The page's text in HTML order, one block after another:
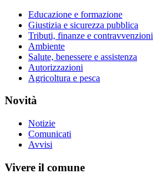
Educazione e formazione
Giustizia e sicurezza pubblica
Tributi, finanze e contravvenzioni
Ambiente
Salute, benessere e assistenza
Autorizzazioni
Agricoltura e pesca
Novità
Notizie
Comunicati
Avvisi
Vivere il comune